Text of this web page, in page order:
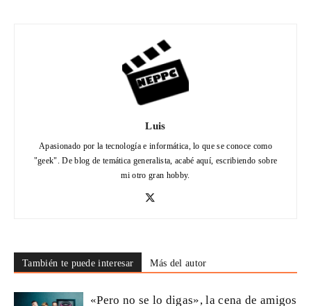
Luis
Apasionado por la tecnología e informática, lo que se conoce como
"geek". De blog de temática generalista, acabé aquí, escribiendo sobre
mi otro gran hobby.
También te puede interesar Más del autor
«Pero no se lo digas», la cena de amigos